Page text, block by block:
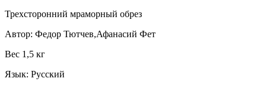
Трехсторонний мраморный обрез
Автор: Федор Тютчев,Афанасий Фет
Вес 1,5 кг
Язык: Русский